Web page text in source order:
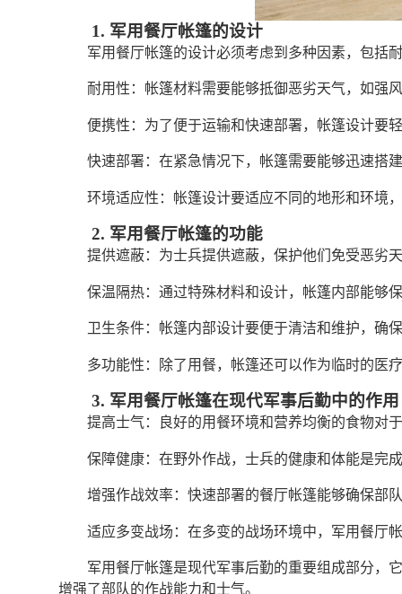
1. 军用餐厅帐篷的设计
军用餐厅帐篷的设计必须考虑到多种因素，包括
耐用性：帐篷材料需要能够抵御恶劣天气，如强
便携性：为了便于运输和快速部署，帐篷设计要
快速部署：在紧急情况下，帐篷需要能够迅速搭
环境适应性：帐篷设计要适应不同的地形和环境
2. 军用餐厅帐篷的功能
提供遮蔽：为士兵提供遮蔽，保护他们免受恶劣
保温隔热：通过特殊材料和设计，帐篷内部能够
卫生条件：帐篷内部设计要便于清洁和维护，确
多功能性：除了用餐，帐篷还可以作为临时的医
3. 军用餐厅帐篷在现代军事后勤中的作用
提高士气：良好的用餐环境和营养均衡的食物对
保障健康：在野外作战，士兵的健康和体能是完
增强作战效率：快速部署的餐厅帐篷能够确保部
适应多变战场：在多变的战场环境中，军用餐厅
军用餐厅帐篷是现代军事后勤的重要组成部分，
增强了部队的作战能力和士气。